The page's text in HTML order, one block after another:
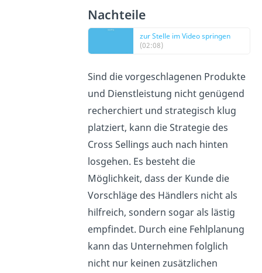
Nachteile
zur Stelle im Video springen
(02:08)
Sind die vorgeschlagenen Produkte
und Dienstleistung nicht genügend
recherchiert und strategisch klug
platziert, kann die Strategie des
Cross Sellings auch nach hinten
losgehen. Es besteht die
Möglichkeit, dass der Kunde die
Vorschläge des Händlers nicht als
hilfreich, sondern sogar als lästig
empfindet. Durch eine Fehlplanung
kann das Unternehmen folglich
nicht nur keinen zusätzlichen